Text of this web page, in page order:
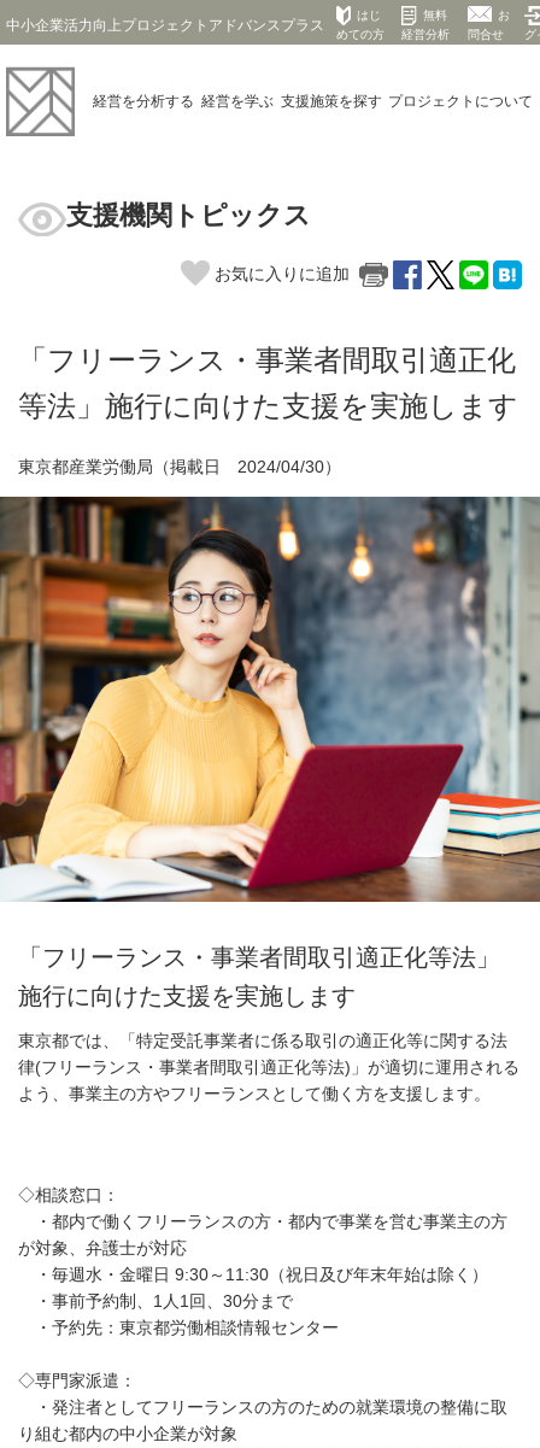
中小企業活力向上プロジェクトアドバンスプラス
はじ
めての方
無料
経営分析
お
問合せ
グ
経営を分析する 経営を学ぶ 支援施策を探す プロジェクト について
支援機関トピックス
お気に入りに追加
「フリーランス・事業者間取引適正化
等法」施行に向けた支援を実施します
東京都産業労働局（掲載日 2024/04/30）
「フリーランス・事業者間取引適正化等法」
施行に向けた支援を実施します
東京都では、「特定受託事業者に係る取引の適正化等に関する法
律(フリーランス・事業者間取引適正化等法)」が適切に運用される
よう、事業主の方やフリーランスとして働く方を支援します。
◇相談窓口：
・都内で働くフリーランスの方・都内で事業を営む事業主の方
が対象、弁護士が対応
・毎週水・金曜日 9:30～11:30（祝日及び年末年始は除く）
・事前予約制、1人1回、30分まで
・予約先：東京都労働相談情報センター
◇専門家派遣：
・発注者としてフリーランスの方のための就業環境の整備に取
り組む都内の中小企業が対象